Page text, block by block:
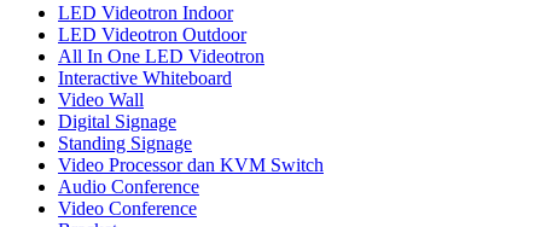
LED Videotron Indoor
LED Videotron Outdoor
All In One LED Videotron
Interactive Whiteboard
Video Wall
Digital Signage
Standing Signage
Video Processor dan KVM Switch
Audio Conference
Video Conference